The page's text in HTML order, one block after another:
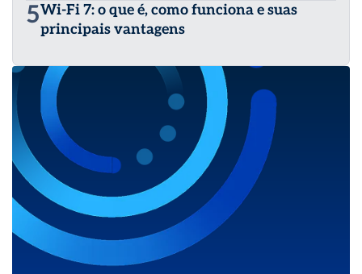
5Wi-Fi 7: o que é, como funciona e suas
principais vantagens